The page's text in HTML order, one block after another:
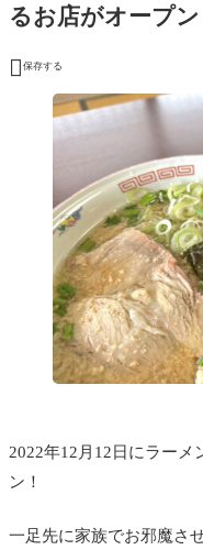
るお店がオープン
 保存する
2022年12月12日にラー
ン！
一足先に家族でお邪魔さ